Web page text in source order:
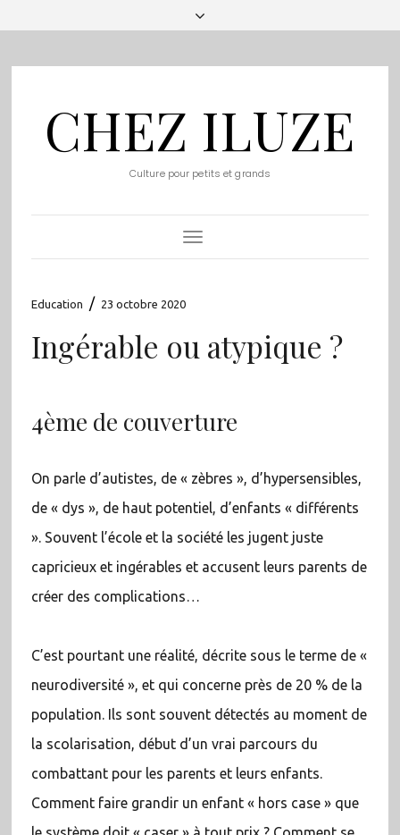
CHEZ ILUZE
Culture pour petits et grands
Toggle
Navigation
Education / 23 octobre 2020
Ingérable ou atypique ?
4ème de couverture
On parle d’autistes, de « zèbres », d’hypersensibles,
de « dys », de haut potentiel, d’enfants « différents
». Souvent l’école et la société les jugent juste
capricieux et ingérables et accusent leurs parents de
créer des complications…
C’est pourtant une réalité, décrite sous le terme de «
neurodiversité », et qui concerne près de 20 % de la
population. Ils sont souvent détectés au moment de
la scolarisation, début d’un vrai parcours du
combattant pour les parents et leurs enfants.
Comment faire grandir un enfant « hors case » que